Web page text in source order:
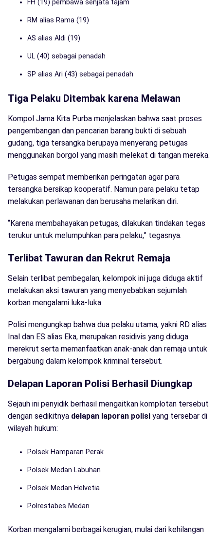
FH (19) pembawa senjata tajam
RM alias Rama (19)
AS alias Aldi (19)
UL (40) sebagai penadah
SP alias Ari (43) sebagai penadah
Tiga Pelaku Ditembak karena Melawan
Kompol Jama Kita Purba menjelaskan bahwa saat proses
pengembangan dan pencarian barang bukti di sebuah
gudang, tiga tersangka berupaya menyerang petugas
menggunakan borgol yang masih melekat di tangan mereka.
Petugas sempat memberikan peringatan agar para
tersangka bersikap kooperatif. Namun para pelaku tetap
melakukan perlawanan dan berusaha melarikan diri.
“Karena membahayakan petugas, dilakukan tindakan tegas
terukur untuk melumpuhkan para pelaku,” tegasnya.
Terlibat Tawuran dan Rekrut Remaja
Selain terlibat pembegalan, kelompok ini juga diduga aktif
melakukan aksi tawuran yang menyebabkan sejumlah
korban mengalami luka-luka.
Polisi mengungkap bahwa dua pelaku utama, yakni RD alias
Inal dan ES alias Eka, merupakan residivis yang diduga
merekrut serta memanfaatkan anak-anak dan remaja untuk
bergabung dalam kelompok kriminal tersebut.
Delapan Laporan Polisi Berhasil Diungkap
Sejauh ini penyidik berhasil mengaitkan komplotan tersebut
dengan sedikitnya delapan laporan polisi yang tersebar di
wilayah hukum:
Polsek Hamparan Perak
Polsek Medan Labuhan
Polsek Medan Helvetia
Polrestabes Medan
Korban mengalami berbagai kerugian, mulai dari kehilangan